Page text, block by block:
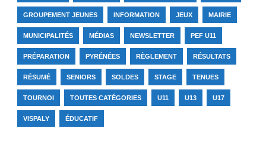
GROUPEMENT JEUNES INFORMATION JEUX MAIRIE
MUNICIPALITÉS MÉDIAS NEWSLETTER PEF U11
PRÉPARATION PYRÉNÉES RÈGLEMENT RÉSULTATS
RÉSUMÉ SENIORS SOLDES STAGE TENUES
TOURNOI TOUTES CATÉGORIES U11 U13 U17
VISPALY ÉDUCATIF